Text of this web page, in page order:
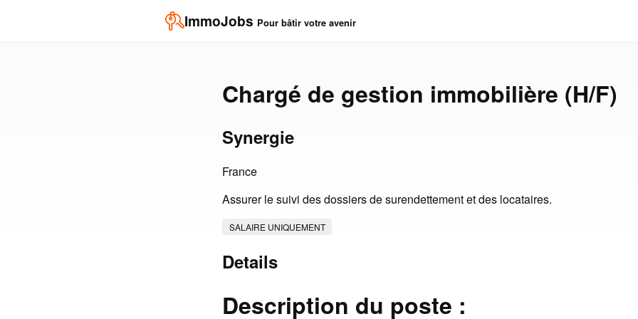
ImmoJobs Pour bâtir votre avenir
Chargé de gestion immobilière (H/F)
Synergie
France
Assurer le suivi des dossiers de surendettement et des locataires.
SALAIRE UNIQUEMENT
Details
Description du poste :